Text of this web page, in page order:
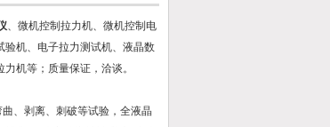
、微机控制拉力机、微机控制电
验机、电子拉力测试机、液晶数
机等；质量保证，洽谈。
、剥离、刺破等试验，全液晶